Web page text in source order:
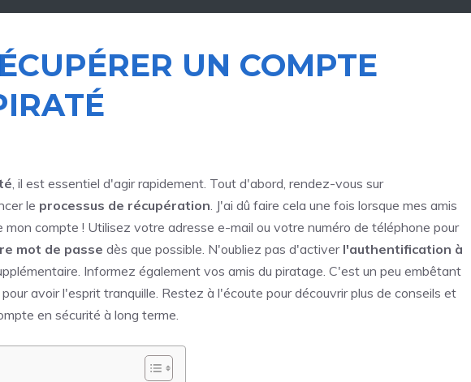
UN COMPTE
, il est essentiel d'agir rapidement. Tout d'abord, rendez-vous sur
le processus de récupération . J'ai dû faire cela une fois lorsque mes amis
compte ! Utilisez votre adresse e-mail ou votre numéro de téléphone pour
mot de passe dès que possible. N'oubliez pas d'activer l'authentification à
Informez également vos amis du piratage. C'est un peu embêtant
avoir l'esprit tranquille. Restez à l'écoute pour découvrir plus de conseils et
en sécurité à long terme.